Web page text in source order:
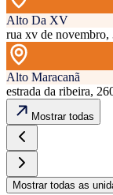
Alto Da XV
rua xv de
Alto Maracanã
estrada da ribeira,
Mostrar todas
Mostrar todas as